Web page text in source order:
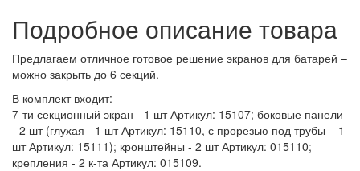
Подробное описание товара
Предлагаем отличное готовое решение экранов для батарей –
можно закрыть до 6 секций.
В комплект входит:
7-ти секционный экран - 1 шт Артикул: 15107; боковые панели
- 2 шт (глухая - 1 шт Артикул: 15110, с прорезью под трубы – 1
шт Артикул: 15111); кронштейны - 2 шт Артикул: 015110;
крепления - 2 к-та Артикул: 015109.